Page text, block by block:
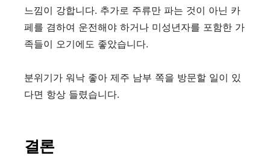
느낌이 강합니다. 추가로 주류만 파는 것이 아닌 카
페를 겸하여 운전해야 하거나 미성년자를 포함한 가
족들이 오기에도 좋았습니다.
분위기가 워낙 좋아 제주 남부 쪽을 방문할 일이 있
다면 항상 들렸습니다.
결론